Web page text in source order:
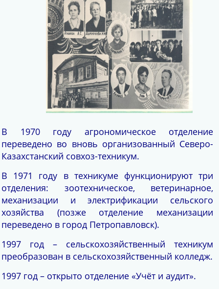
В 1970 году агрономическое отделение
переведено во вновь организованный Северо-
Казахстанский совхоз-техникум.
В 1971 году в техникуме функционируют три
отделения: зоотехническое, ветеринарное,
механизации и электрификации сельского
хозяйства (позже отделение механизации
переведено в город Петропавловск).
1997 год – сельскохозяйственный техникум
преобразован в сельскохозяйственный колледж.
1997 год – открыто отделение «Учёт и аудит».